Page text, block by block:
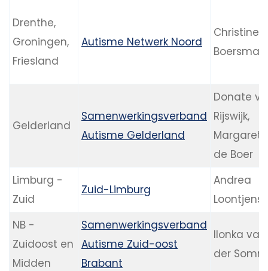
Drenthe,
Groningen,
Friesland
Autisme Netwerk Noord
Christine
Boersma
Gelderland
Samenwerkingsverband
Autisme Gelderland
Donate
Rijswijk,
Margareth
de Boer
Limburg -
Zuid
Zuid-Limburg
Andrea
Loontjens
NB -
Zuidoost en
Midden
Samenwerkingsverband
Autisme Zuid-oost
Brabant
Ilonka van
der